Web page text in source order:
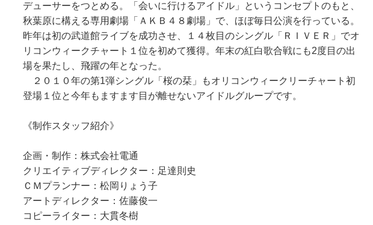
デューサーをつとめる。「会いに行けるアイドル」というコンセプトのもと、
秋葉原に構える専用劇場「ＡＫＢ４８劇場」で、ほぼ毎日公演を行っている。
昨年は初の武道館ライブを成功させ、１４枚目のシングル「ＲＩＶＥＲ」でオ
リコンウィークチャート１位を初めて獲得。年末の紅白歌合戦にも2度目の出
場を果たし、飛躍の年となった。
２０１０年の第1弾シングル「桜の栞」もオリコンウィークリーチャート初
登場１位と今年もますます目が離せないアイドルグループです。
《制作スタッフ紹介》
企画・制作：株式会社電通
クリエイティブディレクター：足達則史
ＣＭプランナー：松岡りょう子
アートディレクター：佐藤俊一
コピーライター：大貫冬樹